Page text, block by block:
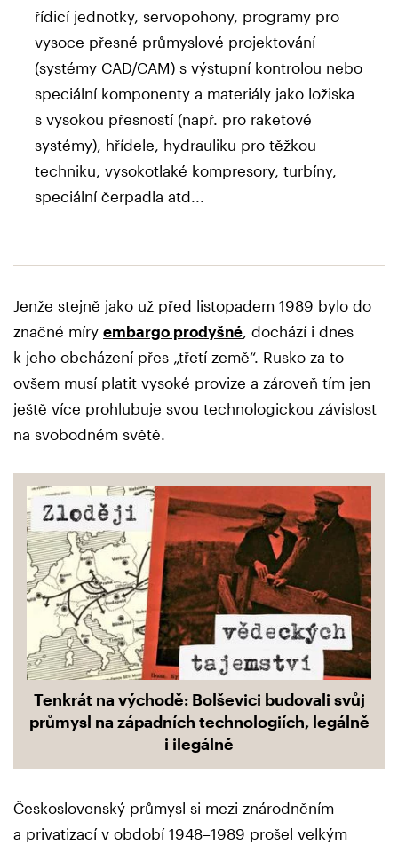
řídicí jednotky, servopohony, programy pro
vysoce přesné průmyslové projektování
(systémy CAD/CAM) s výstupní kontrolou nebo
speciální komponenty a materiály jako ložiska
s vysokou přesností (např. pro raketové
systémy), hřídele, hydrauliku pro těžkou
techniku, vysokotlaké kompresory, turbíny,
speciální čerpadla atd...
Jenže stejně jako už před listopadem 1989 bylo do
značné míry embargo prodyšné , dochází i dnes
k jeho obcházení přes „třetí země“. Rusko za to
ovšem musí platit vysoké provize a zároveň tím jen
ještě více prohlubuje svou technologickou závislost
na svobodném světě.
Tenkrát na východě: Bolševici budovali svůj
průmysl na západních technologiích, legálně
i ilegálně
Československý průmysl si mezi znárodněním
a privatizací v období 1948–1989 prošel velkým